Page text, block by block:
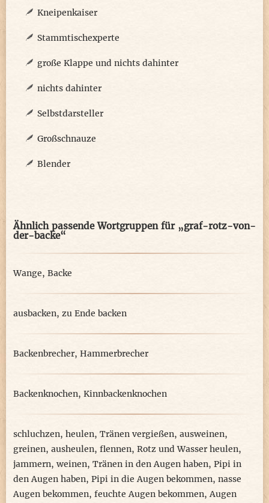
Kneipenkaiser
Stammtischexperte
große Klappe und nichts dahinter
nichts dahinter
Selbstdarsteller
Großschnauze
Blender
Ähnlich passende Wortgruppen für „graf-rotz-von-
der-backe“
Wange, Backe
ausbacken, zu Ende backen
Backenbrecher, Hammerbrecher
Backenknochen, Kinnbackenknochen
schluchzen, heulen, Tränen vergießen, ausweinen,
greinen, ausheulen, flennen, Rotz und Wasser heulen,
jammern, weinen, Tränen in den Augen haben, Pipi in
den Augen haben, Pipi in die Augen bekommen, nasse
Augen bekommen, feuchte Augen bekommen,Augen